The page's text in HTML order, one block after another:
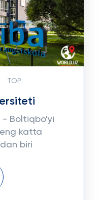
TOP:
- Boltiqbo'yi
katta
biri